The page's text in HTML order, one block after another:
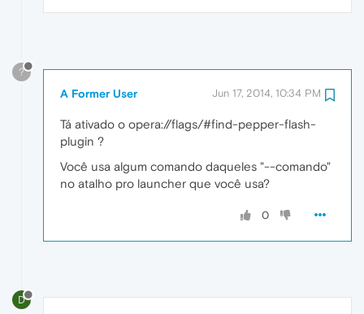
?
A Former User Jun 17, 2014, 10:34 PM
Tá ativado o opera://flags/#find-pepper-flash-
plugin ?
Você usa algum comando daqueles "--comando"
no atalho pro launcher que você usa?
0
D